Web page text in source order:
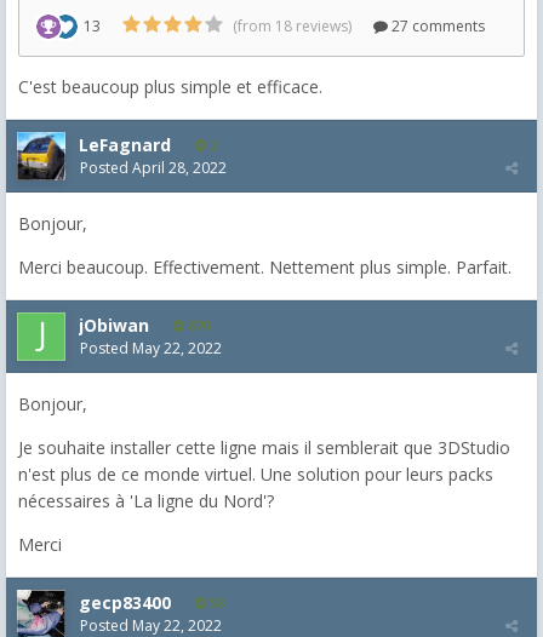
C'est beaucoup plus simple et efficace.
LeFagnard 2
Posted April 28, 2022
Bonjour,
Merci beaucoup. Effectivement. Nettement plus simple. Parfait.
jObiwan 870
Posted May 22, 2022
Bonjour,
Je souhaite installer cette ligne mais il semblerait que 3DStudio
n'est plus de ce monde virtuel. Une solution pour leurs packs
nécessaires à 'La ligne du Nord'?
Merci
gecp83400 58
Posted May 22, 2022